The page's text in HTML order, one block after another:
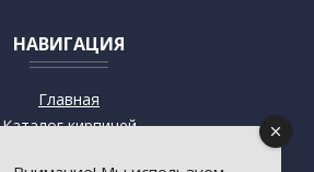
НАВИГАЦИЯ
Главная
Каталог кирпичей